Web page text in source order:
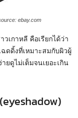
ebay.com
วเกาหลี คือเรียกได้ว่า
ฉดดิ้งที่เหมาะสมกับผิวผู้
ยดูไม่เต็มจนเยอะเกิน